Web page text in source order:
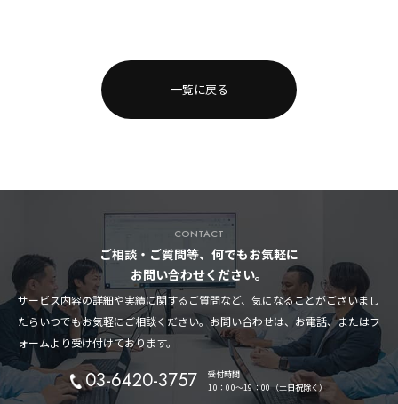
一覧に戻る
CONTACT
ご相談・ご質問等、何でもお気軽に
お問い合わせください。
サービス内容の詳細や実績に関するご質問など、気になることがございまし
たらいつでもお気軽にご相談ください。お問い合わせは、お電話、またはフ
ォームより受け付けております。
03-6420-3757
受付時間
10：00〜19：00（土日祝除く）